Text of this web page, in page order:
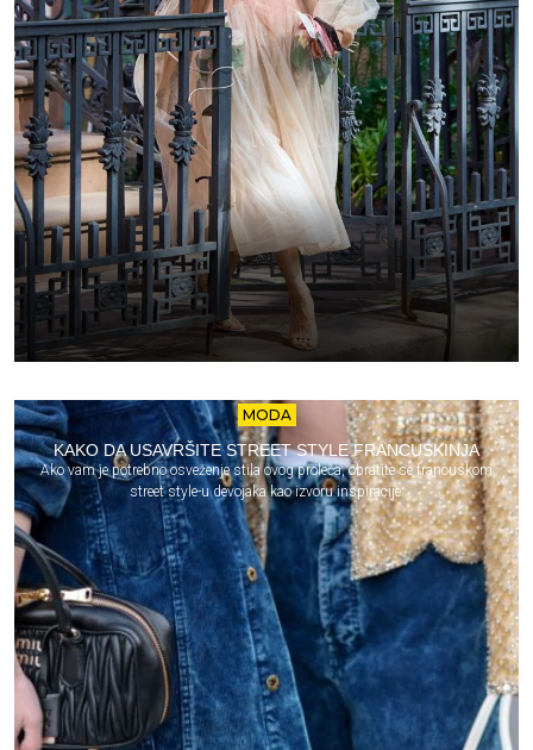
MODA
KAKO DA USAVRŠITE STREET STYLE FRANCUSKINJA
Ako vam je potrebno osveženje stila ovog proleća, obratite se francuskom
street style-u devojaka kao izvoru inspiracije.